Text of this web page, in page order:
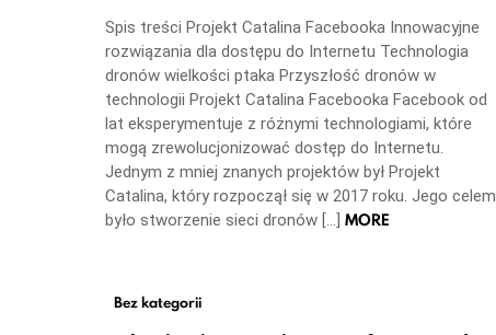
Spis treści Projekt Catalina Facebooka Innowacyjne
rozwiązania dla dostępu do Internetu Technologia
dronów wielkości ptaka Przyszłość dronów w
technologii Projekt Catalina Facebooka Facebook od
lat eksperymentuje z różnymi technologiami, które
mogą zrewolucjonizować dostęp do Internetu.
Jednym z mniej znanych projektów był Projekt
Catalina, który rozpoczął się w 2017 roku. Jego celem
było stworzenie sieci dronów […] MORE
Bez kategorii